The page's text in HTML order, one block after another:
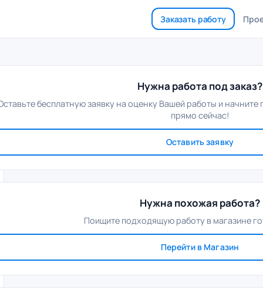
Заказать работу
Нужна работа под заказ?
бесплатную заявку на оценку Вашей работы и
прямо сейчас!
Оставить заявку
Нужна похожая работа?
Поищите подходящую работу в магазине
Перейти в Магазин